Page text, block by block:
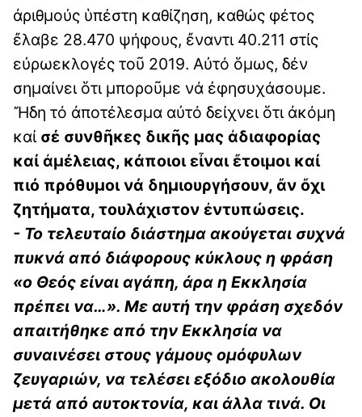
ἀριθμούς ὑπέστη καθίζηση, καθώς φέτος
ἔλαβε 28.470 ψήφους, ἔναντι 40.211 στίς
εὐρωεκλογές τοῦ 2019. Αὐτό ὅμως, δέν
σημαίνει ὅτι μποροῦμε νά ἐφησυχάσουμε.
Ἤδη τό ἀποτέλεσμα αὐτό δείχνει ὅτι ἀκόμη
καί σέ συνθῆκες δικῆς μας ἀδιαφορίας
καί ἀμέλειας, κάποιοι εἶναι ἔτοιμοι καί
πιό πρόθυμοι νά δημιουργήσουν, ἄν ὄχι
ζητήματα, τουλάχιστον ἐντυπώσεις.
- Το τελευταίο διάστημα ακούγεται συχνά
πυκνά από διάφορους κύκλους η φράση
«ο Θεός είναι αγάπη, άρα η Εκκλησία
πρέπει να…». Με αυτή την φράση σχεδόν
απαιτήθηκε από την Εκκλησία να
συναινέσει στους γάμους ομόφυλων
ζευγαριών, να τελέσει εξόδιο ακολουθία
μετά από αυτοκτονία, και άλλα τινά. Οι